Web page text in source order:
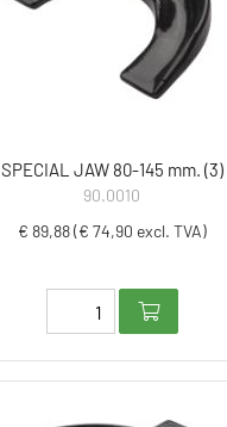
SPECIAL JAW 80-145 mm. (3)
90.0010
€ 89,88 (€ 74,90 excl. TVA)